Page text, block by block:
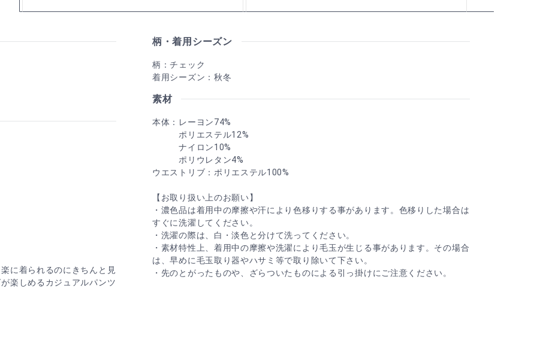
に着られるのにきちんと見
楽しめるカジュアルパンツ
柄・着用シーズン
柄：チェック
着用シーズン：秋冬
素材
本体：レーヨン74%
ポリエステル12%
ナイロン10%
ポリウレタン4%
ウエストリブ：ポリエステル100%
【お取り扱い上のお願い】
・濃色品は着用中の摩擦や汗により色移りする事があります。色移りした場合は
すぐに洗濯してください。
・洗濯の際は、白・淡色と分けて洗ってください。
・素材特性上、着用中の摩擦や洗濯により毛玉が生じる事があります。その場合
は、早めに毛玉取り器やハサミ等で取り除いて下さい。
・先のとがったものや、ざらついたものによる引っ掛けにご注意ください。